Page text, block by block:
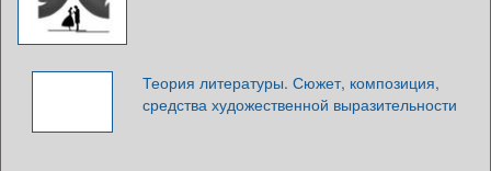
Теория литературы. Сюжет, композиция,
средства художественной выразительности